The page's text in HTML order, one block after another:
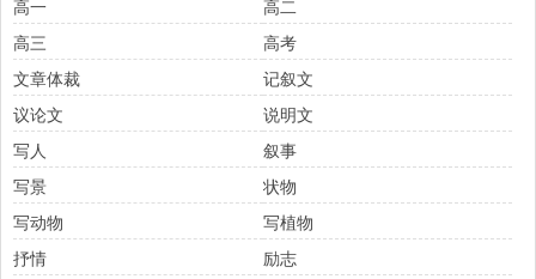
高一
高二
高三
高考
文章体裁
记叙文
议论文
说明文
写人
叙事
写景
状物
写动物
写植物
抒情
励志